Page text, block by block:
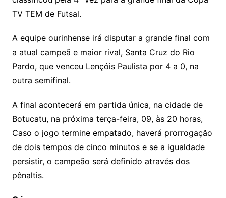
TV TEM de Futsal.
A equipe ourinhense irá disputar a grande final com
a atual campeã e maior rival, Santa Cruz do Rio
Pardo, que venceu Lençóis Paulista por 4 a 0, na
outra semifinal.
A final acontecerá em partida única, na cidade de
Botucatu, na próxima terça-feira, 09, às 20 horas,
Caso o jogo termine empatado, haverá prorrogação
de dois tempos de cinco minutos e se a igualdade
persistir, o campeão será definido através dos
pênaltis.